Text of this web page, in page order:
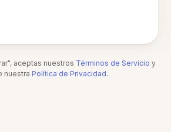
aceptas nuestros Términos de Servicio y
nuestra Política de Privacidad.